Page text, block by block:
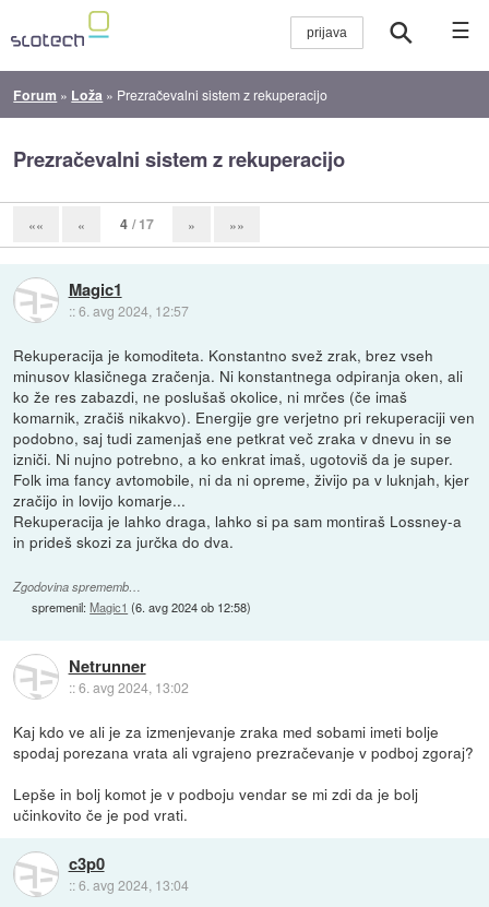
☰
Forum » Loža » Prezračevalni sistem z rekuperacijo
Prezračevalni sistem z rekuperacijo
«« « 4 / 17 » »»
Magic1
::6. avg 2024, 12:57
Rekuperacija je komoditeta. Konstantno svež zrak, brez vseh
minusov klasičnega zračenja. Ni konstantnega odpiranja oken, ali
ko že res zabazdi, ne poslušaš okolice, ni mrčes (če imaš
komarnik, zračiš nikakvo). Energije gre verjetno pri rekuperaciji ven
podobno, saj tudi zamenjaš ene petkrat več zraka v dnevu in se
izniči. Ni nujno potrebno, a ko enkrat imaš, ugotoviš da je super.
Folk ima fancy avtomobile, ni da ni opreme, živijo pa v luknjah, kjer
zračijo in lovijo komarje...
Rekuperacija je lahko draga, lahko si pa sam montiraš Lossney-a
in prideš skozi za jurčka do dva.
Zgodovina sprememb…
spremenil:Magic1 (6. avg 2024 ob 12:58)
Netrunner
::6. avg 2024, 13:02
Kaj kdo ve ali je za izmenjevanje zraka med sobami imeti bolje
spodaj porezana vrata ali vgrajeno prezračevanje v podboj zgoraj?
Lepše in bolj komot je v podboju vendar se mi zdi da je bolj
učinkovito če je pod vrati.
c3p0
::6. avg 2024, 13:04